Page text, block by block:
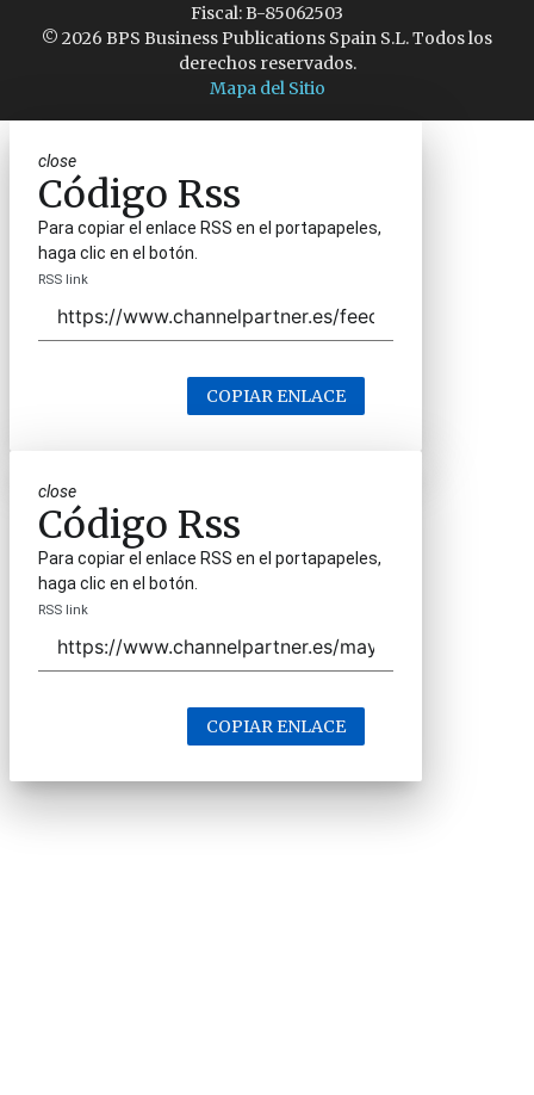
Fiscal: B-85062503
© 2026 BPS Business Publications Spain S.L. Todos los
derechos reservados.
Mapa del Sitio
close
Código Rss
Para copiar el enlace RSS en el portapapeles,
haga clic en el botón.
RSS link
COPIAR ENLACE
close
Código Rss
Para copiar el enlace RSS en el portapapeles,
haga clic en el botón.
RSS link
COPIAR ENLACE